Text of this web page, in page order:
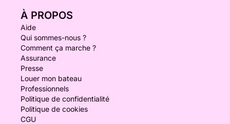
À PROPOS
Aide
Qui sommes-nous ?
Comment ça marche ?
Assurance
Presse
Louer mon bateau
Professionnels
Politique de confidentialité
Politique de cookies
CGU